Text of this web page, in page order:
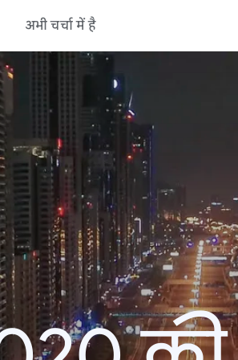
अभी चर्चा में है